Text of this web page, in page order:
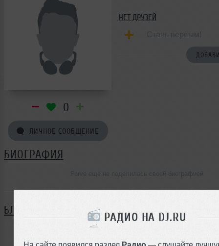
РАДИО НА DJ.RU
На сайте появился раздел Радио — слушайте
0
ЛИЧНОЕ СООБЩЕНИЕ
НЕТ ДРУЗЕЙ
БИОГРАФИЯ
БЛОГ